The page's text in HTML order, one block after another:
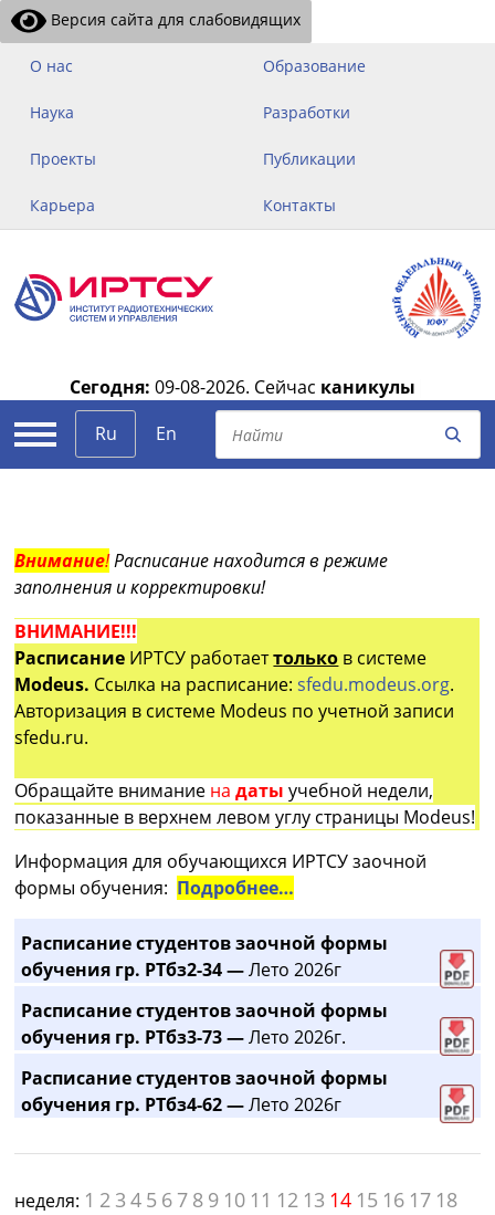
Версия сайта для слабовидящих
О нас Образование
Наука Разработки
Проекты Публикации
Карьера Контакты
Сегодня: 09-08-2026. Сейчас каникулы
Ru
En
Внимание!Расписание находится в режиме
заполнения и корректировки!
ВНИМАНИЕ!!!
Расписание ИРТСУ работаеттолько в системе
Modeus. Ссылка на расписание:sfedu.modeus.org.
Авторизация в системе Modeus по учетной записи
sfedu.ru.
Обращайте внимание на датыучебной недели,
показанные в верхнем левом углу страницы Modeus!
Информация для обучающихся ИРТСУ заочной
формы обучения: Подробнее…
Расписание студентов заочной формы
обучения гр. РТбз2-34 —Лето 2026г
Расписание студентов заочной формы
обучения гр. РТбз3-73 —Лето 2026г.
Расписание студентов заочной формы
обучения гр. РТбз4-62 —Лето 2026г
неделя: 1 2 3 4 5 6 7 8 9 10 11 12 13 14 15 16 17 18